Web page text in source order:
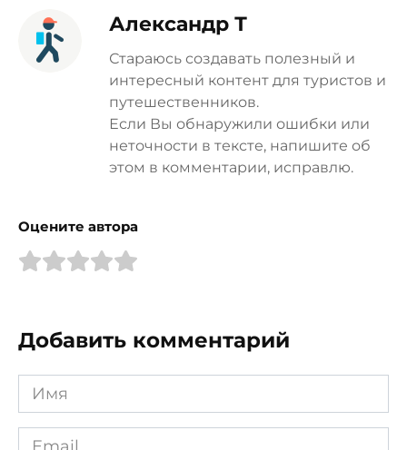
Александр Т
Стараюсь создавать полезный и
интересный контент для туристов и
путешественников.
Если Вы обнаружили ошибки или
неточности в тексте, напишите об
этом в комментарии, исправлю.
Оцените автора
Добавить комментарий
Имя
*
Email